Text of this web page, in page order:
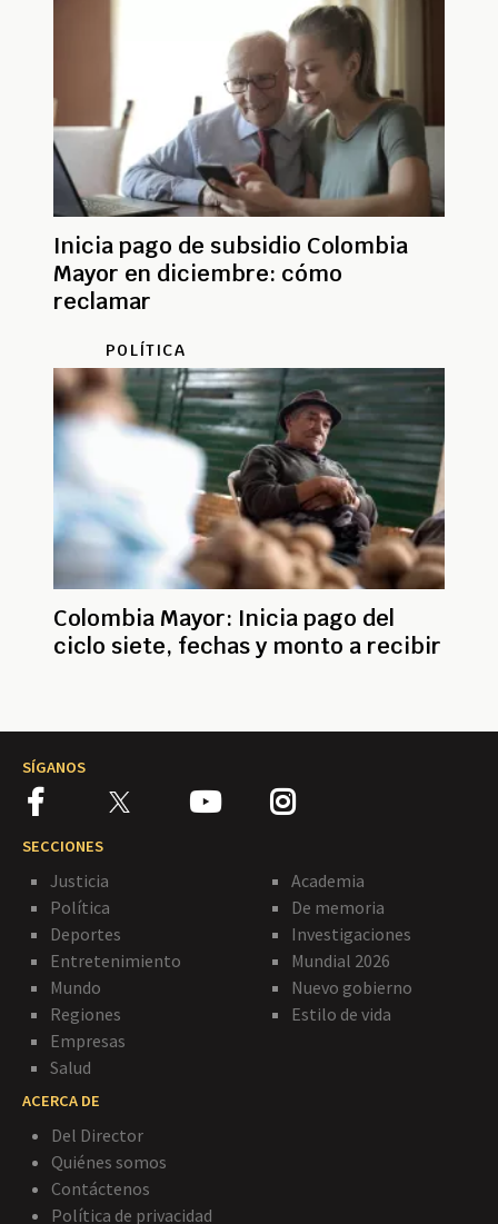
Inicia pago de subsidio Colombia
Mayor en diciembre: cómo
reclamar
POLÍTICA
Colombia Mayor: Inicia pago del
ciclo siete, fechas y monto a recibir
SÍGANOS
SECCIONES
Justicia
Política
Deportes
Entretenimiento
Mundo
Regiones
Empresas
Salud
Academia
De memoria
Investigaciones
Mundial 2026
Nuevo gobierno
Estilo de vida
ACERCA DE
Del Director
Quiénes somos
Contáctenos
Política de privacidad